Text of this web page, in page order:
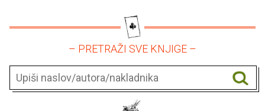
– PRETRAŽI SVE KNJIGE –